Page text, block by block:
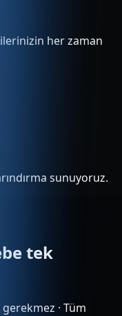
her zaman
sunuyoruz.
tek
· Tüm